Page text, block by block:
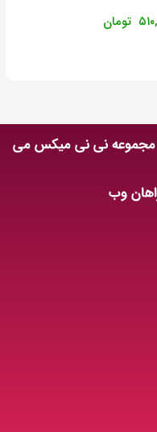
تومان
مجموعه نی نی میکس می
وب